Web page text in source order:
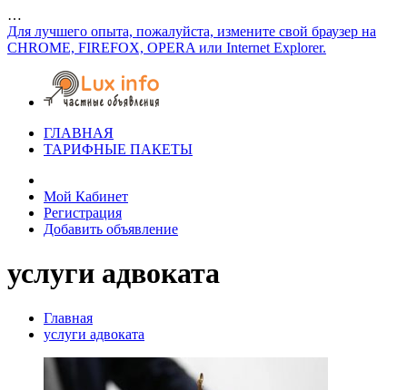
…
Для лучшего опыта, пожалуйста, измените свой браузер на
CHROME, FIREFOX, OPERA или Internet Explorer.
ГЛАВНАЯ
ТАРИФНЫЕ ПАКЕТЫ
Мой Кабинет
Регистрация
Добавить объявление
услуги адвоката
Главная
услуги адвоката